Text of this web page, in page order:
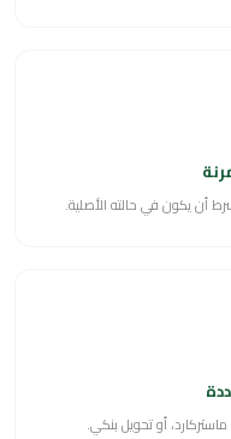
أو تحويل بنكي.